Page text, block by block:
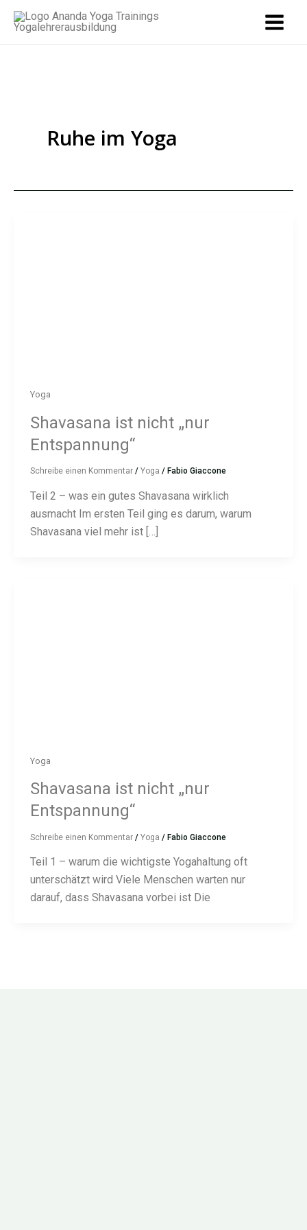
Zum
Inhalt
Ruhe im Yoga
Yoga
Shavasana ist nicht „nur
Entspannung“
Schreibe einen Kommentar / Yoga / Fabio Giaccone
Teil 2 – was ein gutes Shavasana wirklich
ausmacht Im ersten Teil ging es darum, warum
Shavasana viel mehr ist […]
Yoga
Shavasana ist nicht „nur
Entspannung“
Schreibe einen Kommentar / Yoga / Fabio Giaccone
Teil 1 – warum die wichtigste Yogahaltung oft
unterschätzt wird Viele Menschen warten nur
darauf, dass Shavasana vorbei ist Die